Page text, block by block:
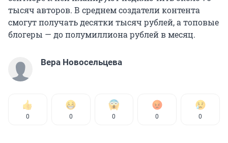
тысяч авторов. В среднем создатели контента
смогут получать десятки тысяч рублей, а топовые
блогеры — до полумиллиона рублей в месяц.
Вера Новосельцева
0 0 0 0 0